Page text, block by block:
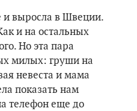
и выросла в Швеции.
и на остальных
Но эта пара
милых: груши на
невеста и мама
показать нам
телефон еще до